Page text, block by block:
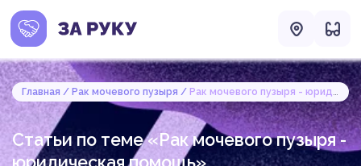
Главная Рак мочевого пузыря Рак мочевого пузыря - юридическая помощь
Статьи по теме «Рак мочевого пузыря -